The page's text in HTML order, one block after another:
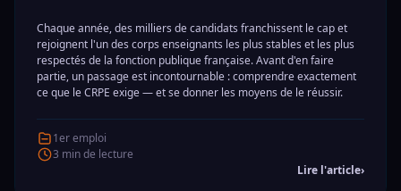
Chaque année, des milliers de candidats franchissent le cap et
rejoignent l'un des corps enseignants les plus stables et les plus
respectés de la fonction publique française. Avant d'en faire
partie, un passage est incontournable : comprendre exactement
ce que le CRPE exige — et se donner les moyens de le réussir.
1er emploi
3 min de lecture
Lire l'article›